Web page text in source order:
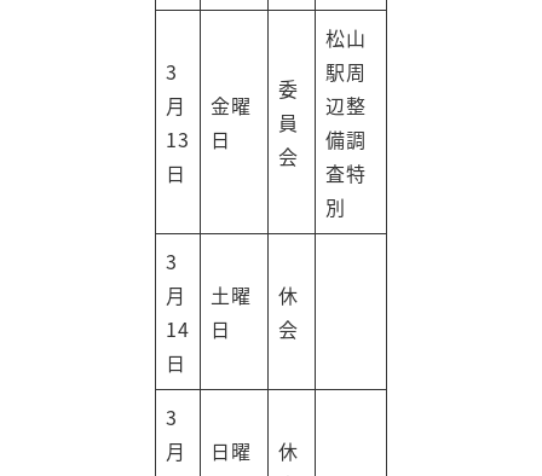
3
月
13
日
金曜
日
委
員
会
松山
駅周
辺整
備調
査特
別
3
月
14
日
土曜
日
休
会
3
月
日曜
休